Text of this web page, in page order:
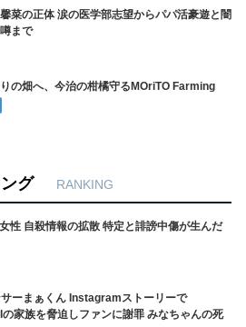
菜の正体 涙の医学部志望からパパ活豪遊と闇
まで
の畑へ、今治の柑橘守るMOriTO Farming
グ RANKING
性 自殺情報の拡散 特定と誹謗中傷が生んだ
ーまぁくん Instagramストーリーで
家族を脅迫しファンに謝罪 みなちゃんの死